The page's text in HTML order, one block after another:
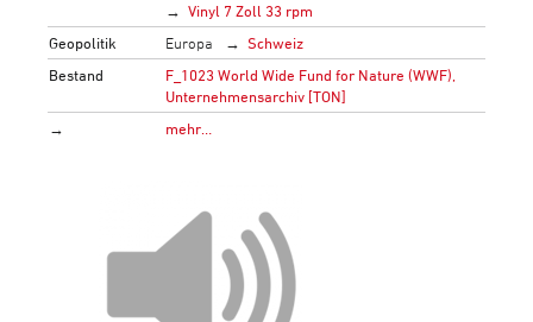
Vinyl 7 Zoll 33 rpm
Geopolitik
Europa
Schweiz
Bestand
F_1023 World Wide Fund for Nature (WWF),
Unternehmensarchiv [TON]
→
mehr…